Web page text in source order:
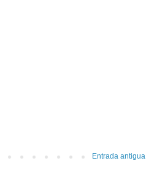
Entrada antigua